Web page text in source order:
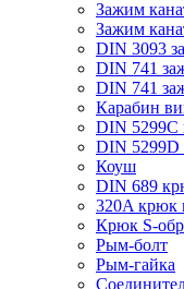
Зажим
Зажим
DIN 3093
DIN 741
DIN 741
Карабин
DIN 5299C
DIN 5299D
Коуш
DIN 689
320A крюк
Крюк S-
Рым-болт
Рым-гайка